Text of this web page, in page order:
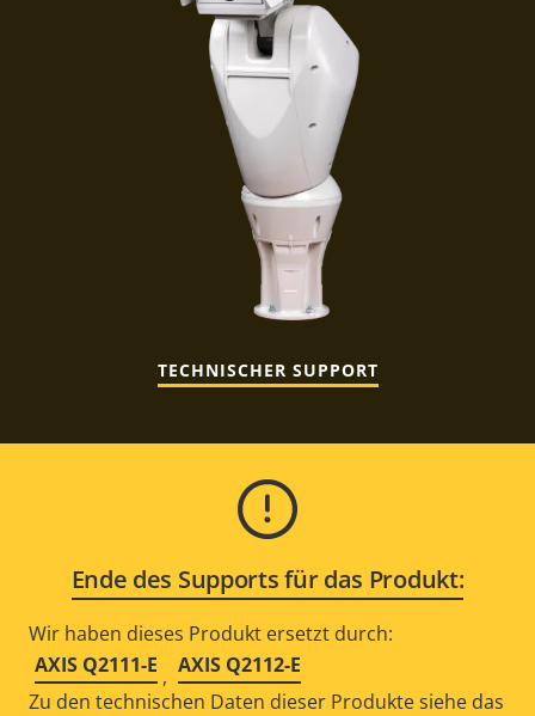
TECHNISCHER SUPPORT
Ende des Supports für das Produkt:
Wir haben dieses Produkt ersetzt durch:
AXIS Q2111-E , AXIS Q2112-E
Zu den technischen Daten dieser Produkte siehe das